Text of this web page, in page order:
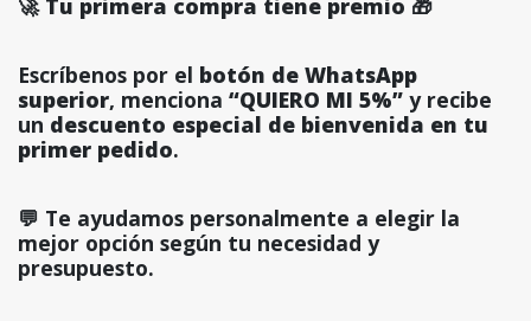
🚀 Tu primera compra tiene premio 🎁
Escríbenos por el botón de WhatsApp
superior, menciona “QUIERO MI 5%” y recibe
un descuento especial de bienvenida en tu
primer pedido.
💬 Te ayudamos personalmente a elegir la
mejor opción según tu necesidad y
presupuesto.